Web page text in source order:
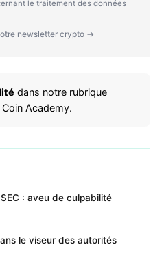
le traitement des données
newsletter crypto →
dans notre rubrique
Coin Academy.
: aveu de culpabilité
le viseur des autorités